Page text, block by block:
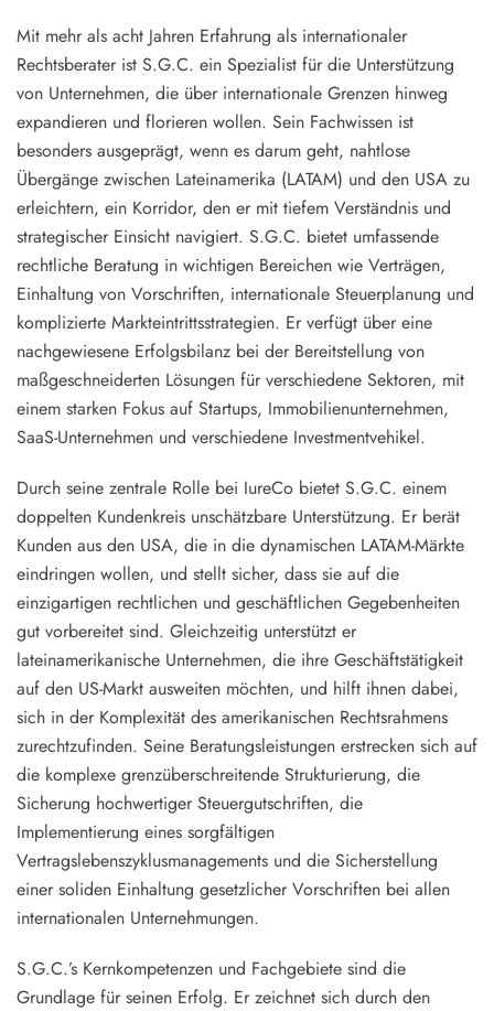
Mit mehr als acht Jahren Erfahrung als internationaler
Rechtsberater ist S.G.C. ein Spezialist für die Unterstützung
von Unternehmen, die über internationale Grenzen hinweg
expandieren und florieren wollen. Sein Fachwissen ist
besonders ausgeprägt, wenn es darum geht, nahtlose
Übergänge zwischen Lateinamerika (LATAM) und den USA zu
erleichtern, ein Korridor, den er mit tiefem Verständnis und
strategischer Einsicht navigiert. S.G.C. bietet umfassende
rechtliche Beratung in wichtigen Bereichen wie Verträgen,
Einhaltung von Vorschriften, internationale Steuerplanung und
komplizierte Markteintrittsstrategien. Er verfügt über eine
nachgewiesene Erfolgsbilanz bei der Bereitstellung von
maßgeschneiderten Lösungen für verschiedene Sektoren, mit
einem starken Fokus auf Startups, Immobilienunternehmen,
SaaS-Unternehmen und verschiedene Investmentvehikel.
Durch seine zentrale Rolle bei IureCo bietet S.G.C. einem
doppelten Kundenkreis unschätzbare Unterstützung. Er berät
Kunden aus den USA, die in die dynamischen LATAM-Märkte
eindringen wollen, und stellt sicher, dass sie auf die
einzigartigen rechtlichen und geschäftlichen Gegebenheiten
gut vorbereitet sind. Gleichzeitig unterstützt er
lateinamerikanische Unternehmen, die ihre Geschäftstätigkeit
auf den US-Markt ausweiten möchten, und hilft ihnen dabei,
sich in der Komplexität des amerikanischen Rechtsrahmens
zurechtzufinden. Seine Beratungsleistungen erstrecken sich auf
die komplexe grenzüberschreitende Strukturierung, die
Sicherung hochwertiger Steuergutschriften, die
Implementierung eines sorgfältigen
Vertragslebenszyklusmanagements und die Sicherstellung
einer soliden Einhaltung gesetzlicher Vorschriften bei allen
internationalen Unternehmungen.
S.G.C.’s Kernkompetenzen und Fachgebiete sind die
Grundlage für seinen Erfolg. Er zeichnet sich durch den